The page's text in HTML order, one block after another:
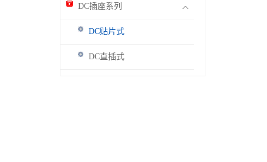
DC插座系列
DC贴片式
DC直插式